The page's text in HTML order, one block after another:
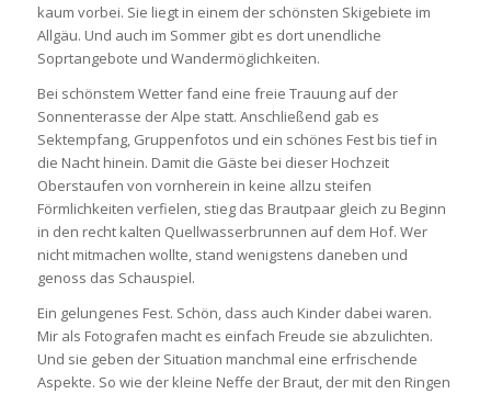
kaum vorbei. Sie liegt in einem der schönsten Skigebiete im
Allgäu. Und auch im Sommer gibt es dort unendliche
Soprtangebote und Wandermöglichkeiten.
Bei schönstem Wetter fand eine freie Trauung auf der
Sonnenterasse der Alpe statt. Anschließend gab es
Sektempfang, Gruppenfotos und ein schönes Fest bis tief in
die Nacht hinein. Damit die Gäste bei dieser Hochzeit
Oberstaufen von vornherein in keine allzu steifen
Förmlichkeiten verfielen, stieg das Brautpaar gleich zu Beginn
in den recht kalten Quellwasserbrunnen auf dem Hof. Wer
nicht mitmachen wollte, stand wenigstens daneben und
genoss das Schauspiel.
Ein gelungenes Fest. Schön, dass auch Kinder dabei waren.
Mir als Fotografen macht es einfach Freude sie abzulichten.
Und sie geben der Situation manchmal eine erfrischende
Aspekte. So wie der kleine Neffe der Braut, der mit den Ringen